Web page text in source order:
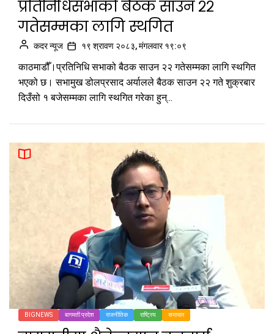
प्रतिनिधिसभाको बैठक साउन २२
गतेसम्मका लागि स्थगित
कदर न्यूज १९ श्रावण २०८३, मंगलवार १९:०९
काठमाडौँ।प्रतिनिधि सभाको बैठक साउन २२ गतेसम्मका लागि स्थगित
भएको छ। सभामुख डोलप्रसाद अर्यालले बैठक साउन २२ गते शुक्रबार
दिउँसो १ बजेसम्मका लागि स्थगित गरेका हुन्...
BIGNEWS बागमती प्रदेश राजनीतिक राष्ट्रिय समाचार